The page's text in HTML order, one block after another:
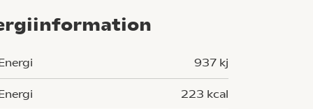
937 kj
223 kcal